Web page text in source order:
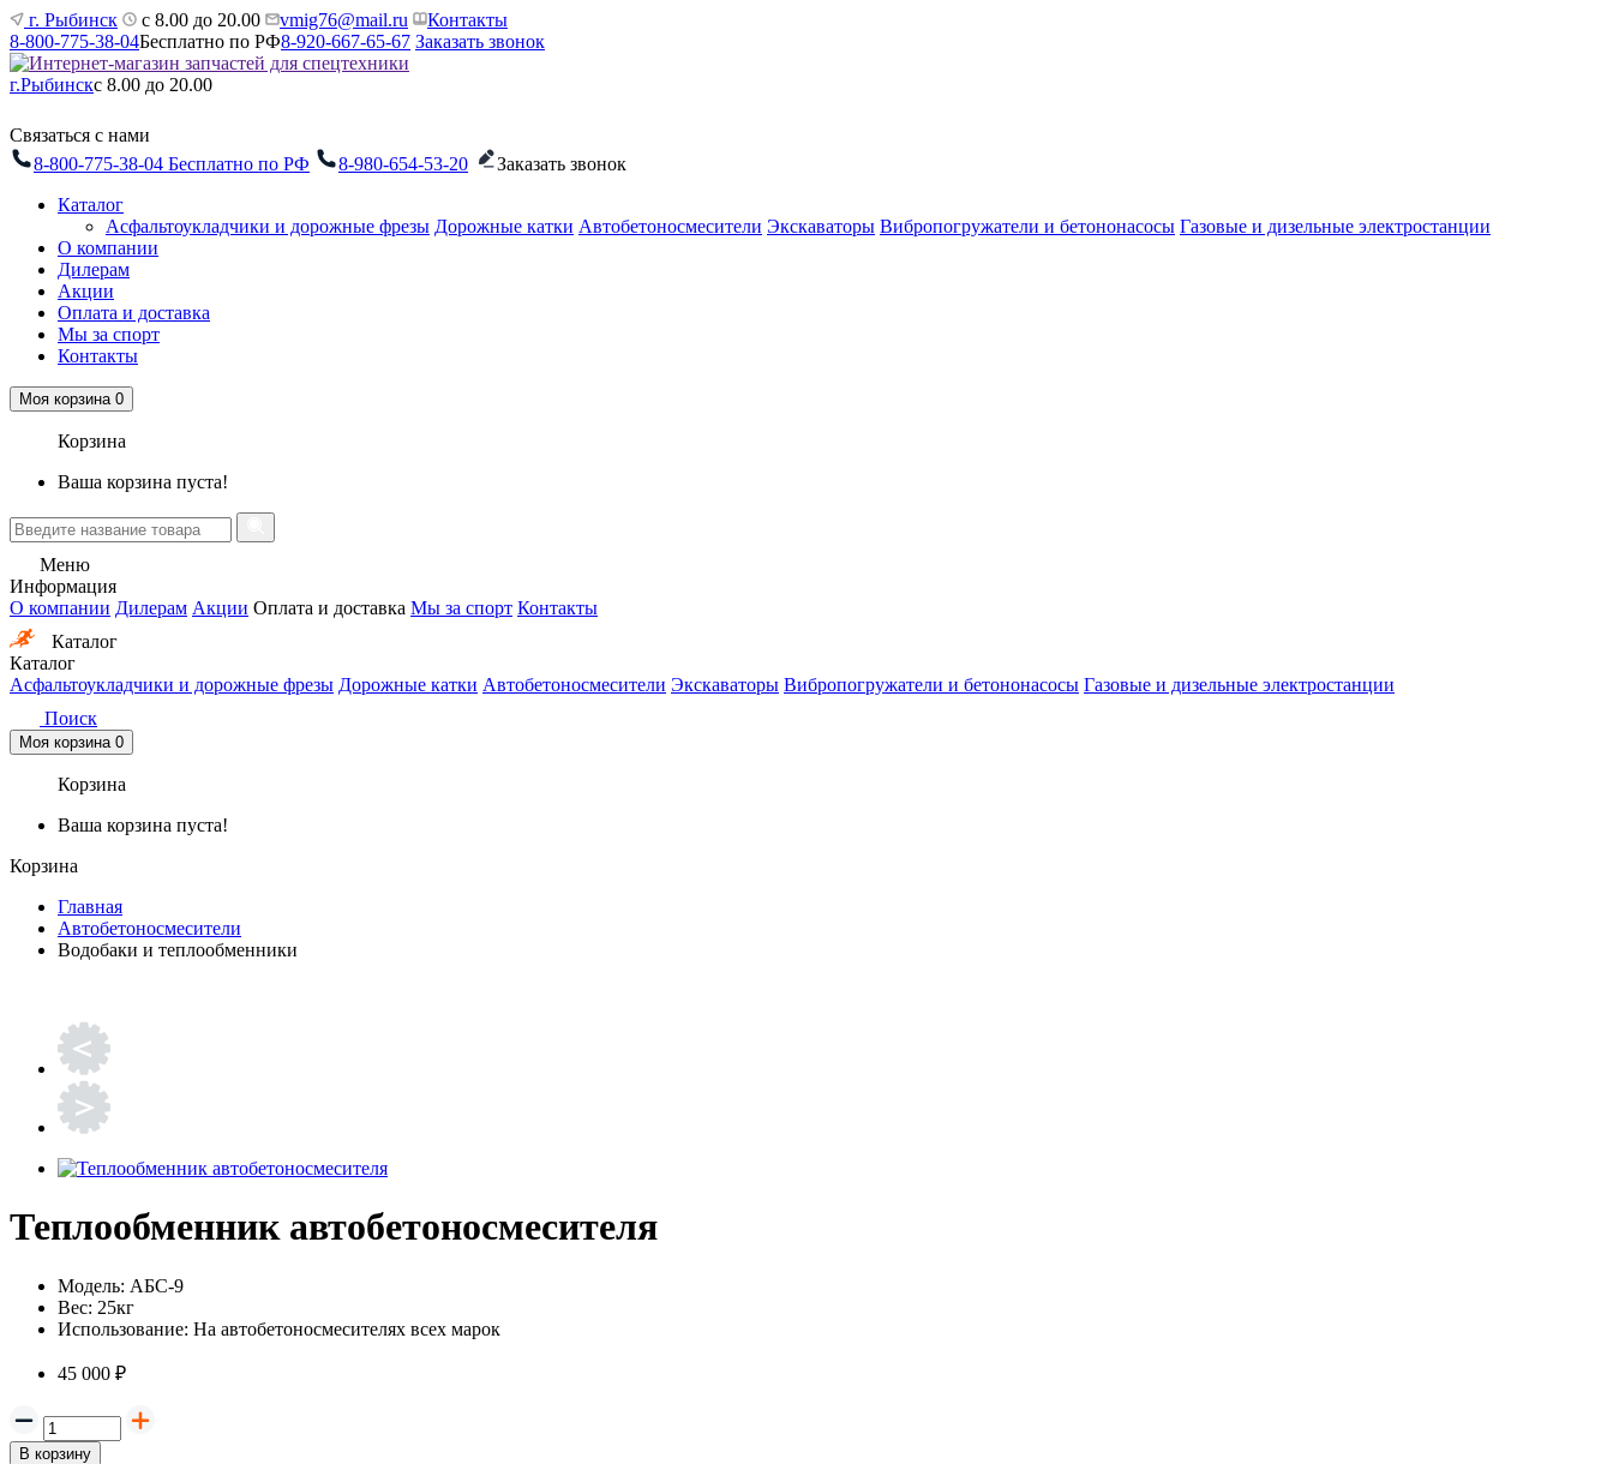
г. Рыбинск с 8.00 до 20.00 vmig76@mail.ru
Контакты
8-800-775-38-04Бесплатно по РФ8-920-667-65-67 Заказать звонок
г.Рыбинскс 8.00 до 20.00
Связаться с нами
8-800-775-38-04 Бесплатно по РФ 8-980-654-53-20
Заказать звонок
Каталог
Асфальтоукладчики и дорожные фрезы Дорожные катки Автобетоносмесители Экскаваторы Вибропогружатели и бетононасосы Газовые и дизельные электростанции
О компании
Дилерам
Акции
Оплата и доставка
Мы за спорт
Контакты
Моя корзина 0
Корзина
Ваша корзина пуста!
Меню
Информация
О компании Дилерам Акции Оплата и доставка Мы за спорт Контакты
Каталог
Каталог
Асфальтоукладчики и дорожные фрезы Дорожные катки Автобетоносмесители Экскаваторы Вибропогружатели и бетононасосы Газовые и дизельные электростанции
Поиск
Моя корзина 0
Корзина
Ваша корзина пуста!
Корзина
Главная
Автобетоносмесители
Водобаки и теплообменники
Теплообменник автобетоносмесителя
Модель: АБС-9
Вес: 25кг
Использование: На автобетоносмесителях всех марок
45 000 ₽
В корзину